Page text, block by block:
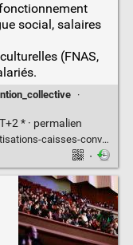
social, salaires
(FNAS,
·
* · permalien
collective-culture/
·